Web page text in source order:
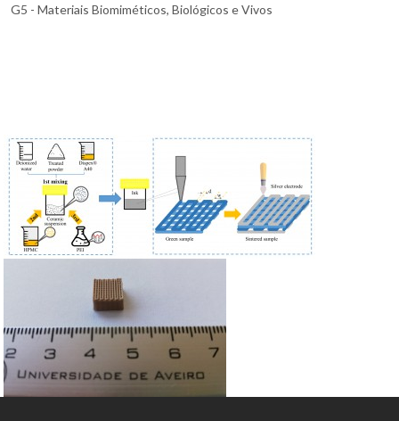
G5 - Materiais Biomiméticos, Biológicos e Vivos